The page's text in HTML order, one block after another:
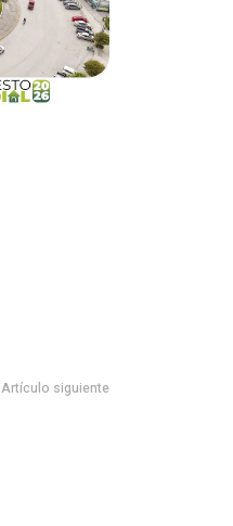
Artículo siguiente